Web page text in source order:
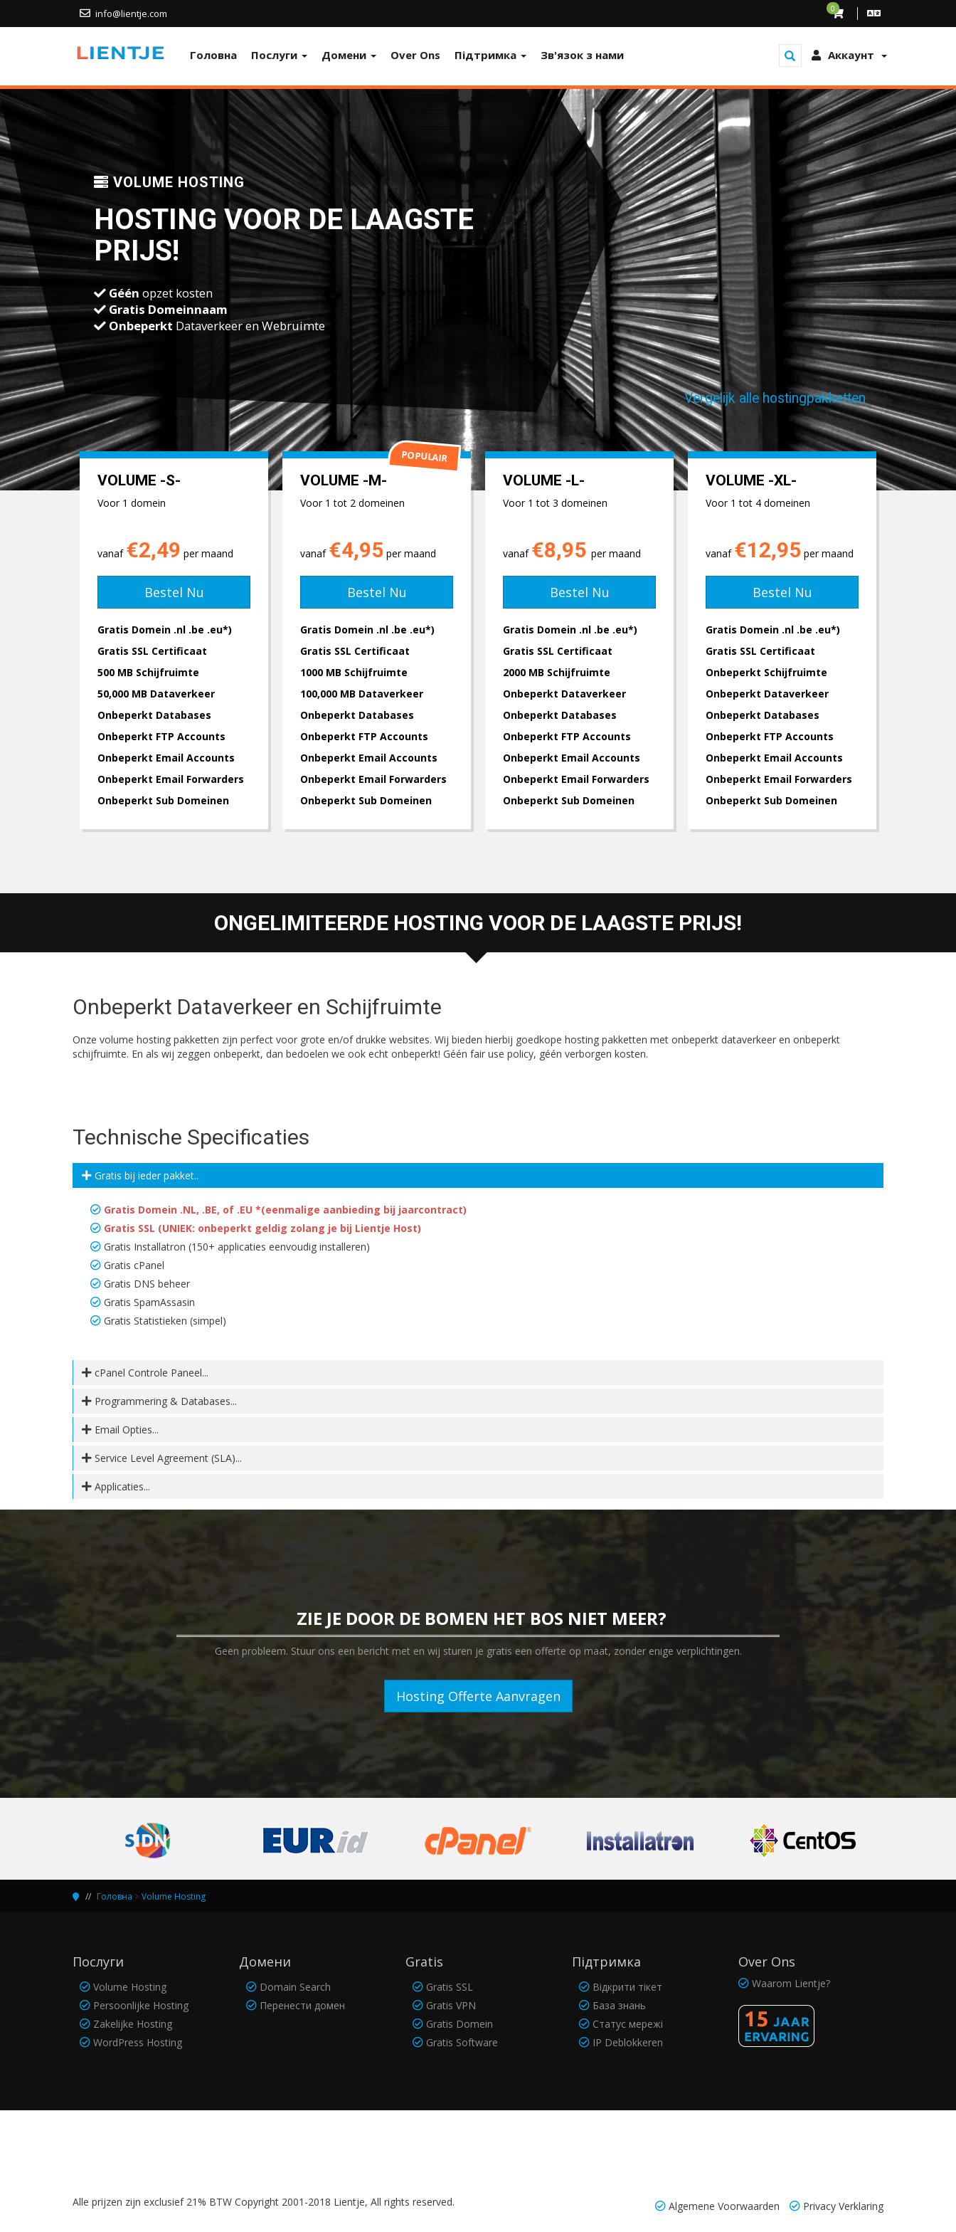
info@lientje.com 0
Аккаунт
Головна Послуги Домени Over Ons Підтримка Зв'язок з нами
VOLUME HOSTING
HOSTING VOOR DE LAAGSTE
PRIJS!
Géén opzet kosten
Gratis Domeinnaam
Onbeperkt Dataverkeer en Webruimte
Vergelijk alle hostingpakketten
VOLUME -S-
Voor 1 domein
vanaf €2,49 per maand
Bestel Nu
Gratis Domein .nl .be .eu*)
Gratis SSL Certificaat
500 MB Schijfruimte
50,000 MB Dataverkeer
Onbeperkt Databases
Onbeperkt FTP Accounts
Onbeperkt Email Accounts
Onbeperkt Email Forwarders
Onbeperkt Sub Domeinen
VOLUME -M-
Voor 1 tot 2 domeinen
vanaf €4,95 per maand
Bestel Nu
Gratis Domein .nl .be .eu*)
Gratis SSL Certificaat
1000 MB Schijfruimte
100,000 MB Dataverkeer
Onbeperkt Databases
Onbeperkt FTP Accounts
Onbeperkt Email Accounts
Onbeperkt Email Forwarders
Onbeperkt Sub Domeinen
POPULAIR
VOLUME -L-
Voor 1 tot 3 domeinen
vanaf €8,95 per maand
Bestel Nu
Gratis Domein .nl .be .eu*)
Gratis SSL Certificaat
2000 MB Schijfruimte
Onbeperkt Dataverkeer
Onbeperkt Databases
Onbeperkt FTP Accounts
Onbeperkt Email Accounts
Onbeperkt Email Forwarders
Onbeperkt Sub Domeinen
VOLUME -XL-
Voor 1 tot 4 domeinen
vanaf €12,95 per maand
Bestel Nu
Gratis Domein .nl .be .eu*)
Gratis SSL Certificaat
Onbeperkt Schijfruimte
Onbeperkt Dataverkeer
Onbeperkt Databases
Onbeperkt FTP Accounts
Onbeperkt Email Accounts
Onbeperkt Email Forwarders
Onbeperkt Sub Domeinen
ONGELIMITEERDE HOSTING VOOR DE LAAGSTE PRIJS!
Onbeperkt Dataverkeer en Schijfruimte
Onze volume hosting pakketten zijn perfect voor grote en/of drukke websites. Wij bieden hierbij goedkope hosting pakketten met onbeperkt dataverkeer en onbeperkt
schijfruimte. En als wij zeggen onbeperkt, dan bedoelen we ook echt onbeperkt! Géén fair use policy, géén verborgen kosten.
Technische Specificaties
Gratis bij ieder pakket..
Gratis Domein .NL, .BE, of .EU *(eenmalige aanbieding bij jaarcontract)
Gratis SSL (UNIEK: onbeperkt geldig zolang je bij Lientje Host)
Gratis Installatron (150+ applicaties eenvoudig installeren)
Gratis cPanel
Gratis DNS beheer
Gratis SpamAssasin
Gratis Statistieken (simpel)
cPanel Controle Paneel...
Programmering & Databases...
Email Opties...
Service Level Agreement (SLA)...
Applicaties...
ZIE JE DOOR DE BOMEN HET BOS NIET MEER?
Geen probleem. Stuur ons een bericht met en wij sturen je gratis een offerte op maat, zonder enige verplichtingen.
Hosting Offerte Aanvragen
Головна > Volume Hosting
Послуги
Volume Hosting
Persoonlijke Hosting
Zakelijke Hosting
WordPress Hosting
Домени
Domain Search
Перенести домен
Gratis
Gratis SSL
Gratis VPN
Gratis Domein
Gratis Software
Підтримка
Відкрити тікет
База знань
Статус мережі
IP Deblokkeren
Over Ons
Waarom Lientje?
Alle prijzen zijn exclusief 21% BTW Copyright 2001-2018 Lientje, All rights reserved. Algemene Voorwaarden Privacy Verklaring